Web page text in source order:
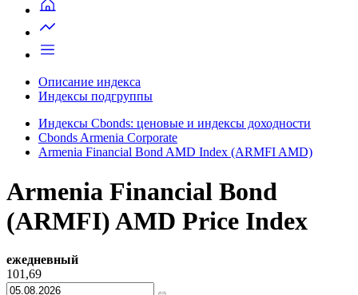
Описание индекса
Индексы подгруппы
Индексы Cbonds: ценовые и индексы доходности
Cbonds Armenia Corporate
Armenia Financial Bond AMD Index (ARMFI AMD)
Armenia Financial Bond
(ARMFI) AMD Price Index
ежедневный
101,69